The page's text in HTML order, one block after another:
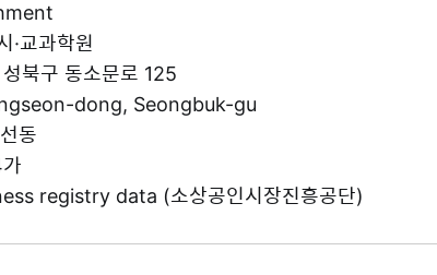
교과학원
북구 동소문로 125
dong, Seongbuk-gu
동
registry data (소상공인시장진흥공단)